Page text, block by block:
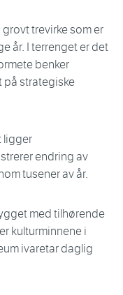
trevirke som er
år. I terrenget er det
benker
på strategiske
ligger
endring av
tusener av år.
med tilhørende
kulturminnene i
ivaretar daglig